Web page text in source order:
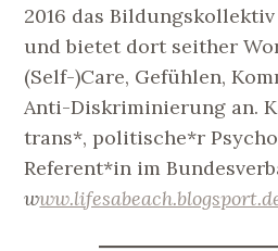
2016 das Bildungskollektiv
und bietet dort seither
(Self-)Care, Gefühlen,
Anti-Diskriminierung an.
trans*, politische*r
Referent*in im
w